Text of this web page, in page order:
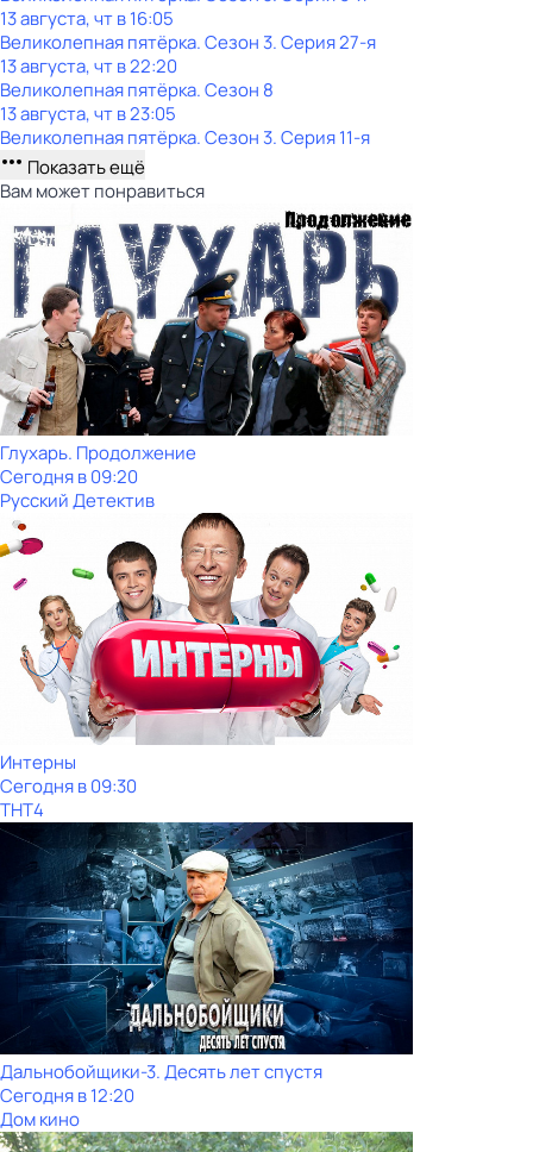
13 августа, чт в 16:05
Великолепная пятёрка. Сезон 3. Серия 27-я
13 августа, чт в 22:20
Великолепная пятёрка. Сезон 8
13 августа, чт в 23:05
Великолепная пятёрка. Сезон 3. Серия 11-я
Показать ещё
Вам может понравиться
Глухарь. Продолжение
Сегодня в 09:20
Русский Детектив
Интерны
Сегодня в 09:30
ТНТ4
Дальнобойщики-3. Десять лет спустя
Сегодня в 12:20
Дом кино